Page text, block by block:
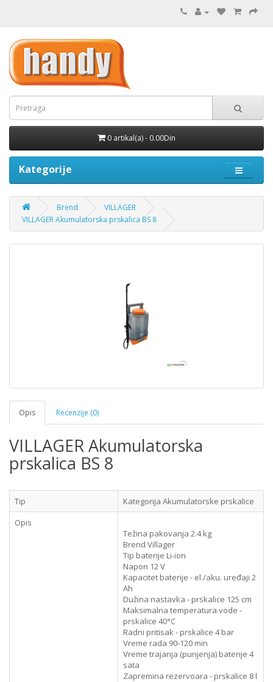
0 artikal(a) - 0.00Din
Kategorije
Brend
VILLAGER
VILLAGER Akumulatorska prskalica BS 8
Opis Recenzije (0)
VILLAGER Akumulatorska
prskalica BS 8
Tip Kategorija Akumulatorske prskalice
Opis
Težina pakovanja 2.4 kg
Brend Villager
Tip baterije Li-ion
Napon 12 V
Kapacitet baterije - el./aku. uređaji 2
Ah
Dužina nastavka - prskalice 125 cm
Maksimalna temperatura vode -
prskalice 40°C
Radni pritisak - prskalice 4 bar
Vreme rada 90-120 min
Vreme trajanja (punjenja) baterije 4
sata
Zapremina rezervoara - prskalice 8 l